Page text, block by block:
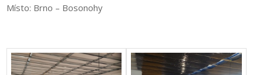
Místo: Brno – Bosonohy